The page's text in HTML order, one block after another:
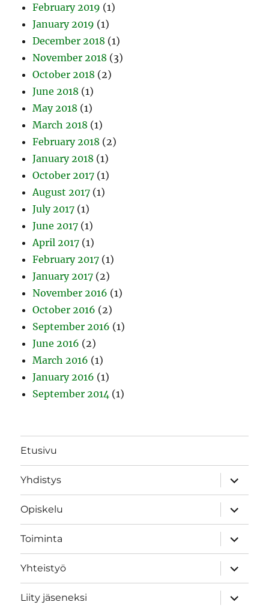
February 2019 (1)
January 2019 (1)
December 2018 (1)
November 2018 (3)
October 2018 (2)
June 2018 (1)
May 2018 (1)
March 2018 (1)
February 2018 (2)
January 2018 (1)
October 2017 (1)
August 2017 (1)
July 2017 (1)
June 2017 (1)
April 2017 (1)
February 2017 (1)
January 2017 (2)
November 2016 (1)
October 2016 (2)
September 2016 (1)
June 2016 (2)
March 2016 (1)
January 2016 (1)
September 2014 (1)
Etusivu
Yhdistys
expand
child
menu
Opiskelu
expand
child
menu
Toiminta
expand
child
menu
Yhteistyö
expand
child
menu
Liity jäseneksi
expand
child